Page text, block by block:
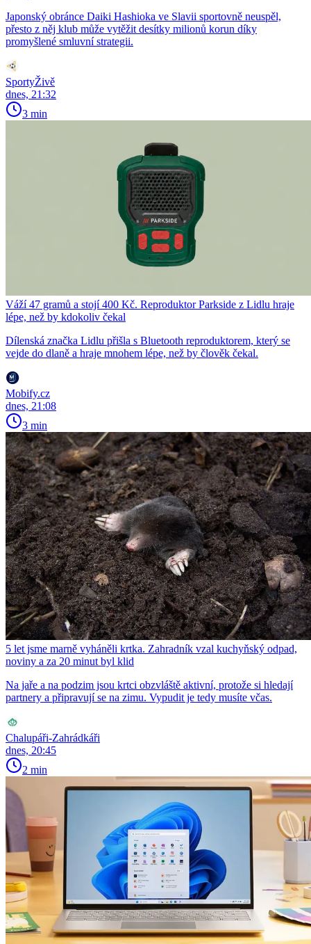
Japonský obránce Daiki Hashioka ve Slavii sportovně neuspěl,
přesto z něj klub může vytěžit desítky milionů korun díky
promyšlené smluvní strategii.
SportyŽivě
dnes, 21:32
3 min
Váží 47 gramů a stojí 400 Kč. Reproduktor Parkside z Lidlu hraje
lépe, než by kdokoliv čekal
Dílenská značka Lidlu přišla s Bluetooth reproduktorem, který se
vejde do dlaně a hraje mnohem lépe, než by člověk čekal.
Mobify.cz
dnes, 21:08
3 min
5 let jsme marně vyháněli krtka. Zahradník vzal kuchyňský odpad,
noviny a za 20 minut byl klid
Na jaře a na podzim jsou krtci obzvláště aktivní, protože si hledají
partnery a připravují se na zimu. Vypudit je tedy musíte včas.
Chalupáři-Zahrádkáři
dnes, 20:45
2 min